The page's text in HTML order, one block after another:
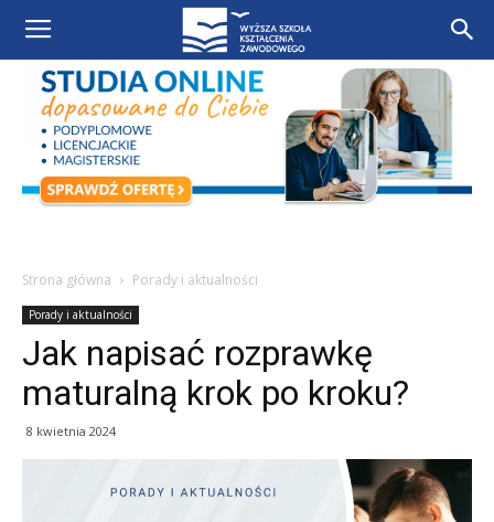
Strona główna Porady i aktualności
Porady i aktualności
Jak napisać rozprawkę
maturalną krok po kroku?
8 kwietnia 2024